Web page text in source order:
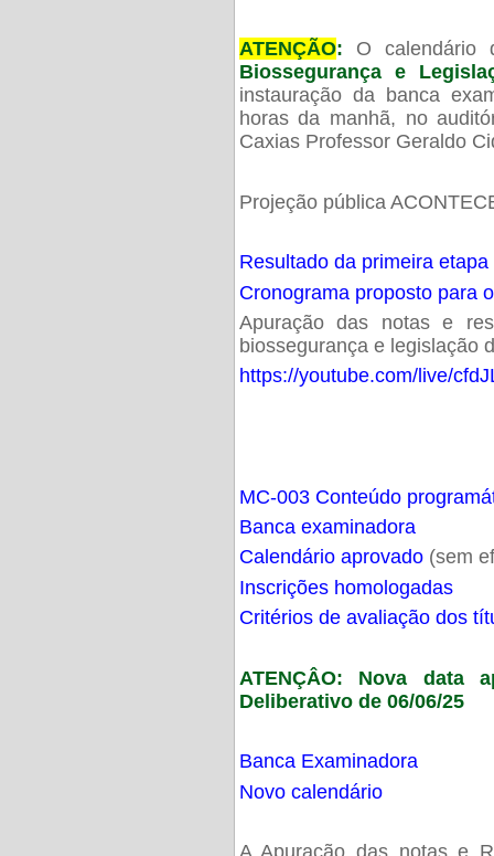
ATENÇÃO: O calendário
Biossegurança e
instauração da banca
horas da manhã, no
Caxias Professor Geraldo
Projeção pública
Resultado da primeira
Cronograma proposto para
Apuração das notas e
biossegurança e legislação
https://youtube.com/live/
MC-003 Conteúdo
Banca examinadora
Calendário aprovado(sem
Inscrições homologadas
Critérios de avaliação dos
ATENÇÂO: Nova data
Deliberativo de 06/06/25
Banca Examinadora
Novo calendário